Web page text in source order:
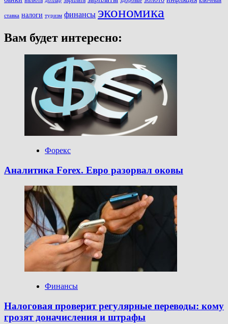
ставка налоги туризм финансы экономика
Вам будет интересно:
Форекс
Аналитика Forex. Евро разорвал оковы
Финансы
Налоговая проверит регулярные переводы: кому
грозят доначисления и штрафы